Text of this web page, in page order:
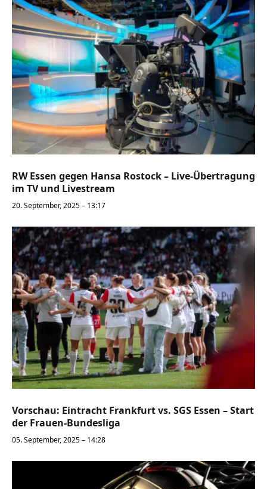
RW Essen gegen Hansa Rostock – Live-Übertragung
im TV und Livestream
20. September, 2025 – 13:17
Vorschau: Eintracht Frankfurt vs. SGS Essen – Start
der Frauen-Bundesliga
05. September, 2025 – 14:28